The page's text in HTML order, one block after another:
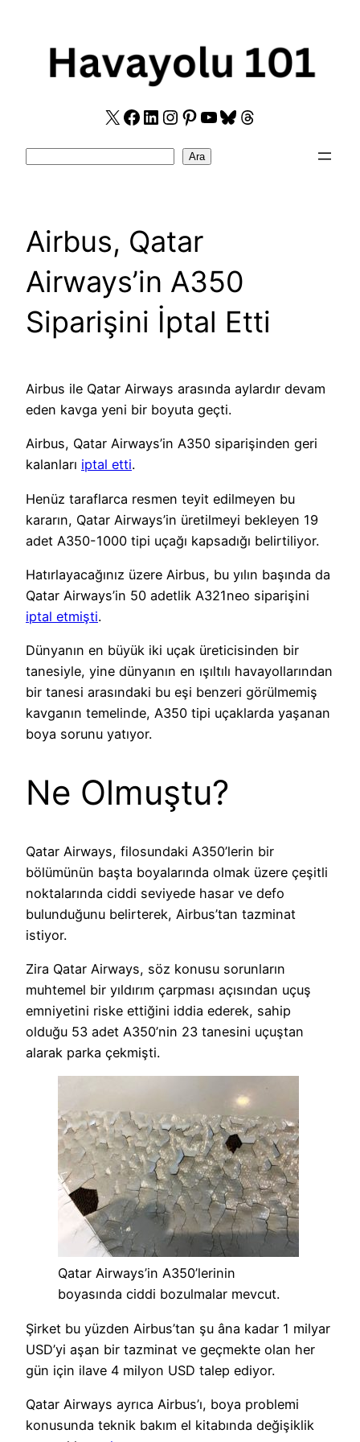
X Facebook
LinkedIn
Instagram
Pinterest
YouTube
Bluesky
Threads
Ara
Airbus, Qatar
Airways’in A350
Siparişini İptal Etti
Airbus ile Qatar Airways arasında aylardır devam
eden kavga yeni bir boyuta geçti.
Airbus, Qatar Airways’in A350 siparişinden geri
kalanları iptal etti.
Henüz taraflarca resmen teyit edilmeyen bu
kararın, Qatar Airways’in üretilmeyi bekleyen 19
adet A350-1000 tipi uçağı kapsadığı belirtiliyor.
Hatırlayacağınız üzere Airbus, bu yılın başında da
Qatar Airways’in 50 adetlik A321neo siparişini
iptal etmişti.
Dünyanın en büyük iki uçak üreticisinden bir
tanesiyle, yine dünyanın en ışıltılı havayollarından
bir tanesi arasındaki bu eşi benzeri görülmemiş
kavganın temelinde, A350 tipi uçaklarda yaşanan
boya sorunu yatıyor.
Ne Olmuştu?
Qatar Airways, filosundaki A350’lerin bir
bölümünün başta boyalarında olmak üzere çeşitli
noktalarında ciddi seviyede hasar ve defo
bulunduğunu belirterek, Airbus’tan tazminat
istiyor.
Zira Qatar Airways, söz konusu sorunların
muhtemel bir yıldırım çarpması açısından uçuş
emniyetini riske ettiğini iddia ederek, sahip
olduğu 53 adet A350’nin 23 tanesini uçuştan
alarak parka çekmişti.
Qatar Airways’in A350’lerinin
boyasında ciddi bozulmalar mevcut.
Şirket bu yüzden Airbus’tan şu âna kadar 1 milyar
USD’yi aşan bir tazminat ve geçmekte olan her
gün için ilave 4 milyon USD talep ediyor.
Qatar Airways ayrıca Airbus’ı, boya problemi
konusunda teknik bakım el kitabında değişiklik